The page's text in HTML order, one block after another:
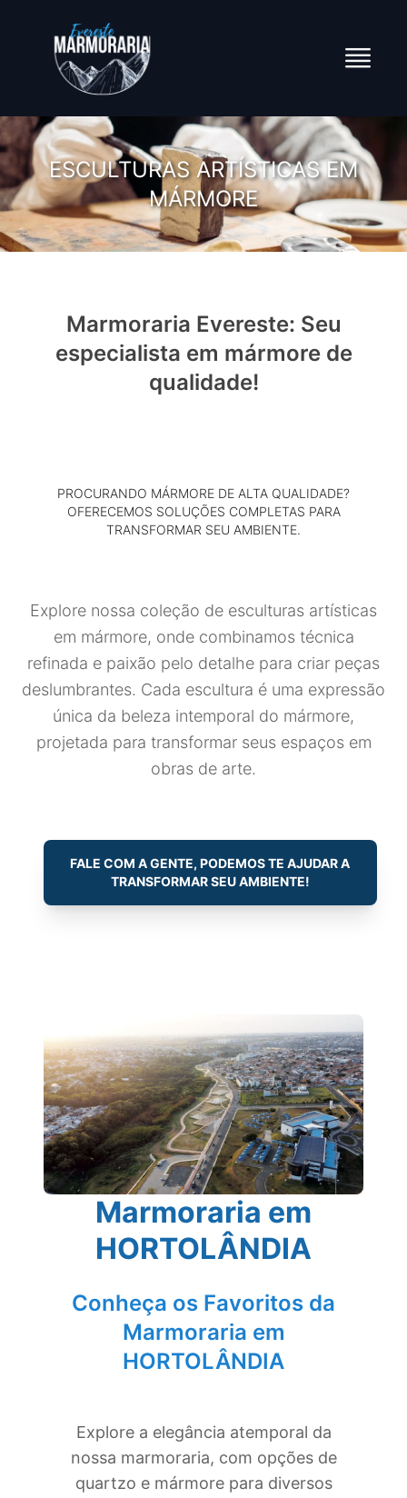
ESCULTURAS ARTÍSTICAS EM
MÁRMORE
Marmoraria Evereste: Seu
especialista em mármore de
qualidade!
PROCURANDO MÁRMORE DE ALTA QUALIDADE?
OFERECEMOS SOLUÇÕES COMPLETAS PARA
TRANSFORMAR SEU AMBIENTE.
Explore nossa coleção de esculturas artísticas
em mármore, onde combinamos técnica
refinada e paixão pelo detalhe para criar peças
deslumbrantes. Cada escultura é uma expressão
única da beleza intemporal do mármore,
projetada para transformar seus espaços em
obras de arte.
FALE COM A GENTE, PODEMOS TE AJUDAR A
TRANSFORMAR SEU AMBIENTE!
Marmoraria em
HORTOLÂNDIA
Conheça os Favoritos da
Marmoraria em
HORTOLÂNDIA
Explore a elegância atemporal da
nossa marmoraria, com opções de
quartzo e mármore para diversos